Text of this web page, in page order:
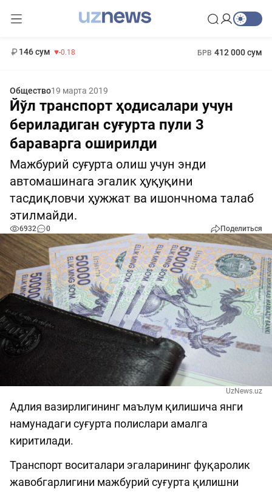
146 сум -0.18 БРВ 412 000 сум
Общество19 марта 2019
Йўл транспорт ҳодисалари учун
бериладиган суғурта пули 3
бараварга оширилди
Мажбурий суғурта олиш учун энди
автомашинага эгалик ҳуқуқини
тасдиқловчи ҳужжат ва ишончнома талаб
этилмайди.
6932 0 Поделиться
UzNews.uz
Адлия вазирлигининг маълум қилишича янги
намунадаги суғурта полислари амалга
киритилади.
Транспорт воситалари эгаларининг фуқаролик
жавобгарлигини мажбурий суғурта қилишни